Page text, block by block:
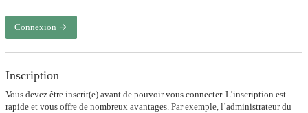
Connexion
Inscription
Vous devez être inscrit(e) avant de pouvoir vous connecter. L’inscription est
rapide et vous offre de nombreux avantages. Par exemple, l’administrateur du